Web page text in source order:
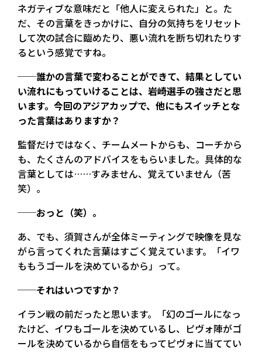
ネガティブな意味だと「他人に変えられた」と。た
だ、その言葉をきっかけに、自分の気持ちをリセット
して次の試合に臨めたり、悪い流れを断ち切れたりす
るという感覚ですね。
──誰かの言葉で変わることができて、結果としてい
い流れにもっていけることは、岩崎選手の強さだと思
います。今回のアジアカップで、他にもスイッチとな
った言葉はありますか？
監督だけではなく、チームメートからも、コーチから
も、たくさんのアドバイスをもらいました。具体的な
言葉としては……すみません、覚えていません（苦
笑）。
──おっと（笑）。
あ、でも、須賀さんが全体ミーティングで映像を見な
がら言ってくれた言葉はすごく覚えています。「イワ
ももうゴールを決めているから」って。
──それはいつですか？
イラン戦の前だったと思います。「幻のゴールになっ
たけど、イワもゴールを決めているし、ピヴォ陣がゴ
ールを決めているから自信をもってピヴォに当ててい